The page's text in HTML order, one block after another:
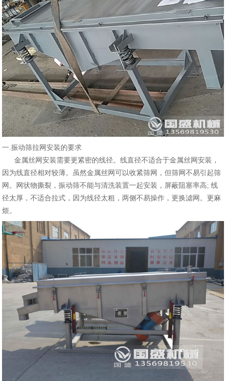
一.振动筛拉网安装的要求
金属丝网安装需要更紧密的线径。线直径不适合于金属丝网安装，
因为线直径相对较薄。虽然金属丝网可以收紧筛网，但筛网不易引起筛
网。网状物撕裂，振动筛不能与清洗装置一起安装，屏蔽阻塞率高; 线
径太厚，不适合拉式，因为线径太粗，两侧不易操作，更换滤网。更麻
烦。